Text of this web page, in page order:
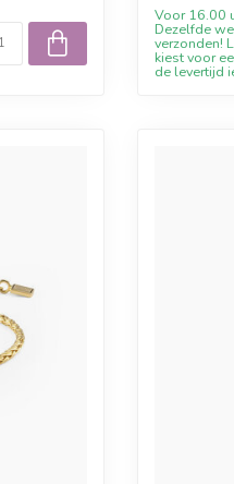
Voor 16.00
Dezelfde
verzonden!
kiest voor
de levertijd